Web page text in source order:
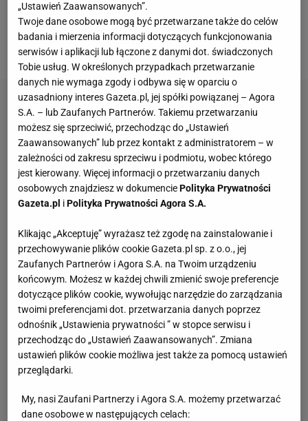
Chociaż Real kontrolował spotkanie i miał jeszcze
kilka dogodnych okazji, to więcej bramek w tym
meczu nie padło.
„Ustawień Zaawansowanych”.
Twoje dane osobowe mogą być przetwarzane także do celów
badania i mierzenia informacji dotyczących funkcjonowania
serwisów i aplikacji lub łączone z danymi dot. świadczonych
Tobie usług. W określonych przypadkach przetwarzanie
danych nie wymaga zgody i odbywa się w oparciu o
uzasadniony interes Gazeta.pl, jej spółki powiązanej – Agora
S.A. – lub Zaufanych Partnerów. Takiemu przetwarzaniu
możesz się sprzeciwić, przechodząc do „Ustawień
Zaawansowanych” lub przez kontakt z administratorem – w
zależności od zakresu sprzeciwu i podmiotu, wobec którego
jest kierowany. Więcej informacji o przetwarzaniu danych
osobowych znajdziesz w dokumenciePolityka Prywatności
Gazeta.pl iPolityka Prywatności Agora S.A.
Klikając „Akceptuję” wyrażasz też zgodę na zainstalowanie i
przechowywanie plików cookie Gazeta.pl sp. z o.o., jej
Zaufanych Partnerów i Agora S.A. na Twoim urządzeniu
końcowym. Możesz w każdej chwili zmienić swoje preferencje
dotyczące plików cookie, wywołując narzędzie do zarządzania
twoimi preferencjami dot. przetwarzania danych poprzez
odnośnik „Ustawienia prywatności ” w stopce serwisu i
przechodząc do „Ustawień Zaawansowanych”. Zmiana
ustawień plików cookie możliwa jest także za pomocą ustawień
przeglądarki.
My, nasi Zaufani Partnerzy i Agora S.A. możemy przetwarzać
dane osobowe w następujących celach: